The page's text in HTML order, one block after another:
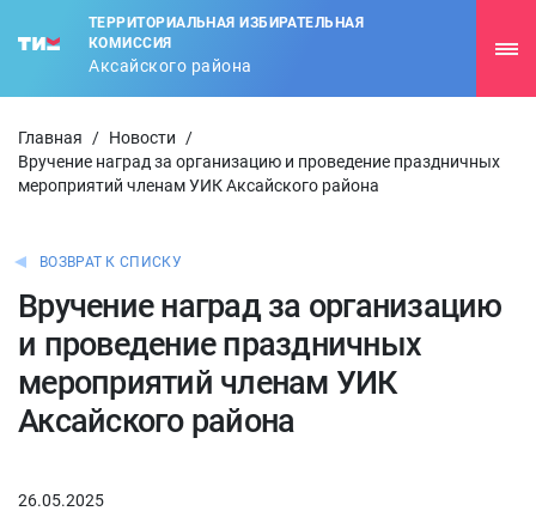
ТЕРРИТОРИАЛЬНАЯ ИЗБИРАТЕЛЬНАЯ
КОМИССИЯ
Аксайского района
Главная / Новости
/
Вручение наград за организацию и проведение праздничных
мероприятий членам УИК Аксайского района
ВОЗВРАТ К СПИСКУ
Вручение наград за организацию
и проведение праздничных
мероприятий членам УИК
Аксайского района
26.05.2025